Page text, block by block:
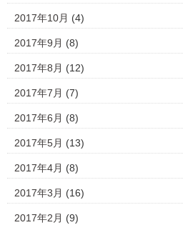
2017年10月 (4)
2017年9月 (8)
2017年8月 (12)
2017年7月 (7)
2017年6月 (8)
2017年5月 (13)
2017年4月 (8)
2017年3月 (16)
2017年2月 (9)